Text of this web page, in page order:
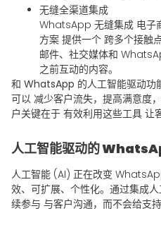
无缝全渠道集成
WhatsApp 无缝集成 电子
方案 提供一个 跨多个接触
邮件、社交媒体和
之前互动的内容。
和 WhatsApp 的人工智能驱动功
可以 减少客户流失，提高满意度
户关键在于 有效利用这些工具 让
人工智能驱动的
人工智能 (AI) 正在改变
效、可扩展、个性化。通过集成
续参与 与客户沟通，而不会给支